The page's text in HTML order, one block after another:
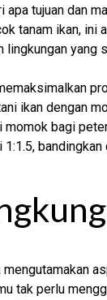
tujuan dan
tanam ikan, ini
ikan dengan
bagi
tak perlu